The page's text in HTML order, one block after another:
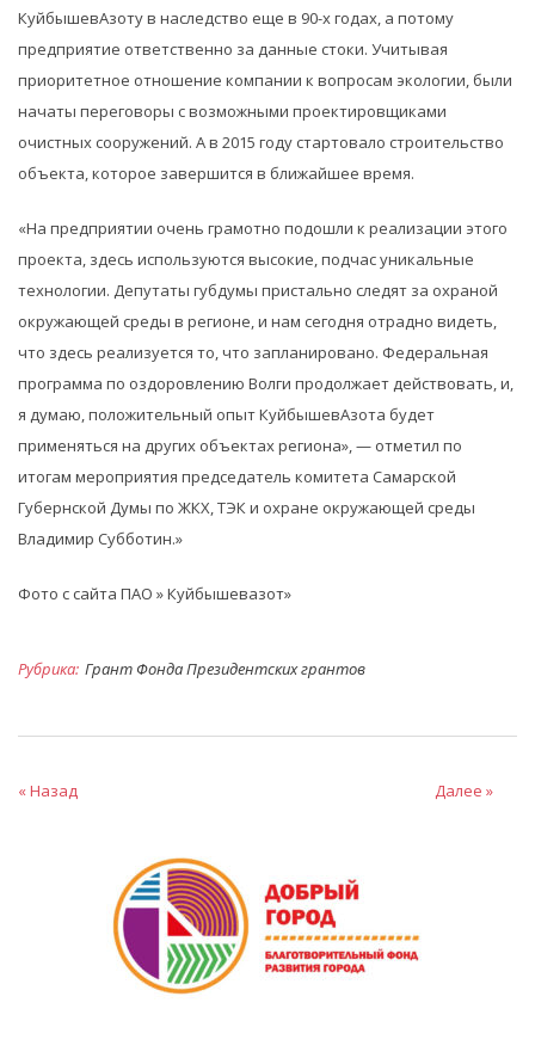
КуйбышевАзоту в наследство еще в 90-х годах, а потому
предприятие ответственно за данные стоки. Учитывая
приоритетное отношение компании к вопросам экологии, были
начаты переговоры с возможными проектировщиками
очистных сооружений. А в 2015 году стартовало строительство
объекта, которое завершится в ближайшее время.
«На предприятии очень грамотно подошли к реализации этого
проекта, здесь используются высокие, подчас уникальные
технологии. Депутаты губдумы пристально следят за охраной
окружающей среды в регионе, и нам сегодня отрадно видеть,
что здесь реализуется то, что запланировано. Федеральная
программа по оздоровлению Волги продолжает действовать, и,
я думаю, положительный опыт КуйбышевАзота будет
применяться на других объектах региона», — отметил по
итогам мероприятия председатель комитета Самарской
Губернской Думы по ЖКХ, ТЭК и охране окружающей среды
Владимир Субботин.»
Фото с сайта ПАО » Куйбышевазот»
Рубрика: Грант Фонда Президентских грантов
« Назад Далее »